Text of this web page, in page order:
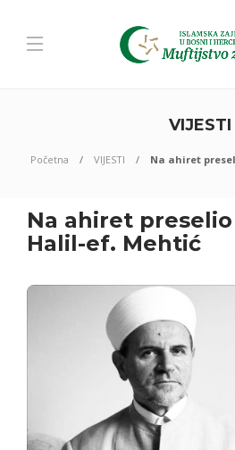
VIJESTI
Početna VIJESTI Na ahiret
Na ahiret
Halil-ef. Mehtić